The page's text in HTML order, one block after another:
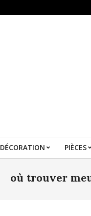
DÉCORATION PIÈCES
où trouver